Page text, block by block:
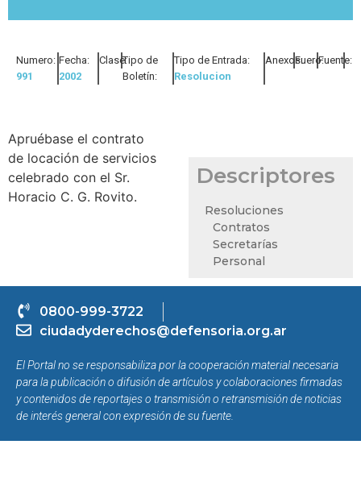
Numero:
991
Fecha:
2002
Clase:Tipo de
Boletín:
Tipo de Entrada:
Resolucion
Anexos:Fuero:Fuente:
Apruébase el contrato
de locación de servicios
celebrado con el Sr.
Horacio C. G. Rovito.
Descriptores
Resoluciones
Contratos
Secretarías
Personal
0800-999-3722
ciudadyderechos@defensoria.org.ar
El Portal no se responsabiliza por la cooperación material necesaria
para la publicación o difusión de artículos y colaboraciones firmadas
y contenidos de reportajes o transmisión o retransmisión de noticias
de interés general con expresión de su fuente.